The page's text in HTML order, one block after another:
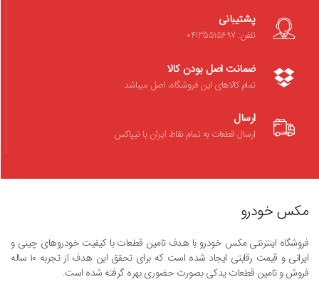
پشتیبانی
تلفن: 04135515697
ضمانت اصل بودن کالا
تمام کالاهای این فروشگاه، اصل میباشد
ارسال
ارسال قطعات به تمام نقاط ایران با تیپاکس
مکس خودرو
فروشگاه اینترنتی مکس خودرو با هدف تامین قطعات با کیفیت خودروهای چینی و
ایرانی و قیمت رقابتی ایجاد شده است که برای تحقق این هدف از تجربه ۱۰ ساله
فروش و تامین قطعات یدکی بصورت حضوری بهره گرفته شده است.